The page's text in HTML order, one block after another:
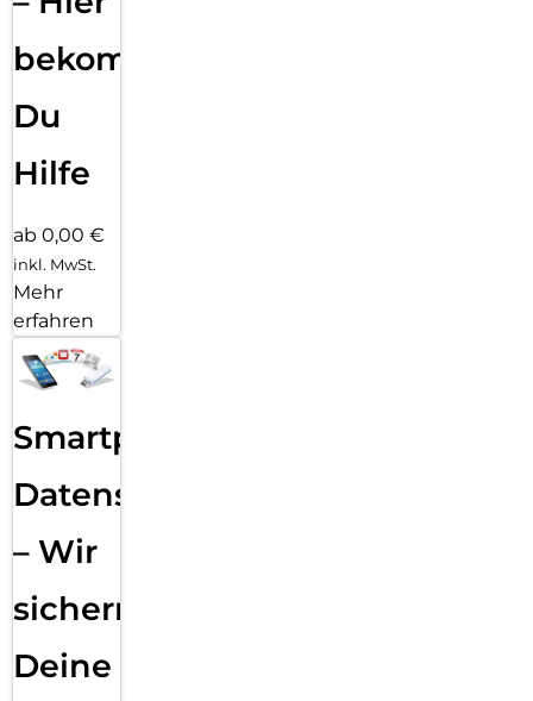
bekommst
Du
Hilfe
ab 0,00 €
inkl. MwSt.
Mehr
erfahren
Smartphone
Datensicherung
– Wir
sichern
Deine